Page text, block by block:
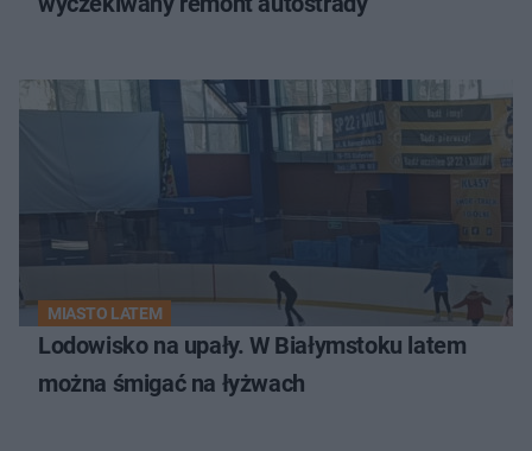
MIASTO LATEM
Lodowisko na upały. W Białymstoku latem
można śmigać na łyżwach